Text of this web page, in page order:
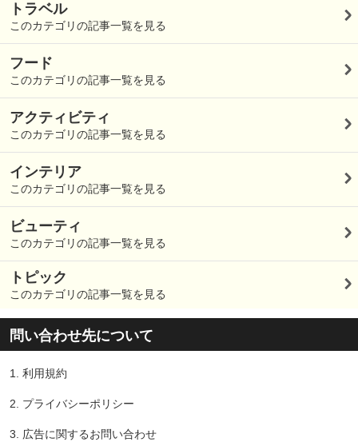
トラベル
このカテゴリの記事一覧を見る
フード
このカテゴリの記事一覧を見る
アクティビティ
このカテゴリの記事一覧を見る
インテリア
このカテゴリの記事一覧を見る
ビューティ
このカテゴリの記事一覧を見る
トピック
このカテゴリの記事一覧を見る
問い合わせ先について
1. 利用規約
2. プライバシーポリシー
3. 広告に関するお問い合わせ